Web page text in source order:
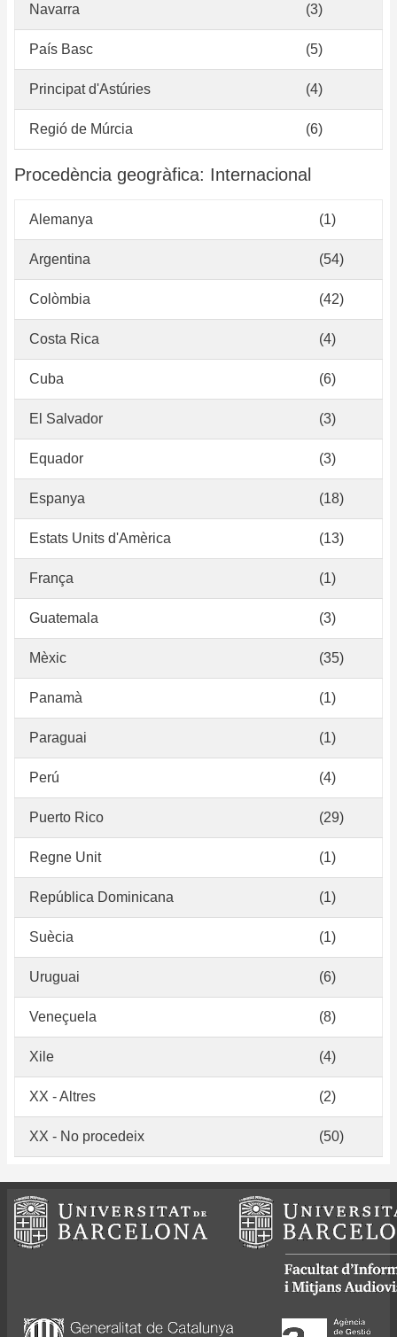
Navarra (3)
País Basc (5)
Principat d'Astúries (4)
Regió de Múrcia (6)
Procedència geogràfica: Internacional
Alemanya (1)
Argentina (54)
Colòmbia (42)
Costa Rica (4)
Cuba (6)
El Salvador (3)
Equador (3)
Espanya (18)
Estats Units d'Amèrica (13)
França (1)
Guatemala (3)
Mèxic (35)
Panamà (1)
Paraguai (1)
Perú (4)
Puerto Rico (29)
Regne Unit (1)
República Dominicana (1)
Suècia (1)
Uruguai (6)
Veneçuela (8)
Xile (4)
XX - Altres (2)
XX - No procedeix (50)